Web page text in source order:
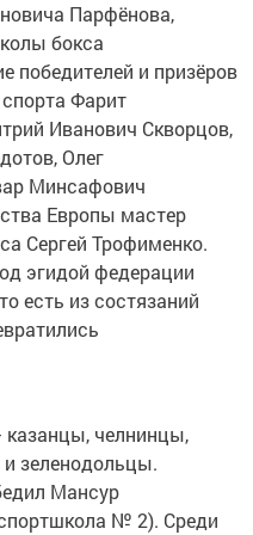
Парфёнова,
бокса
победителей и призёров
Фарит
Иванович Скворцов,
Олег
Минсафович
Европы мастер
Сергей Трофименко.
эгидой федерации
есть из состязаний
казанцы, челнинцы,
зеленодольцы.
Мансур
№ 2). Среди